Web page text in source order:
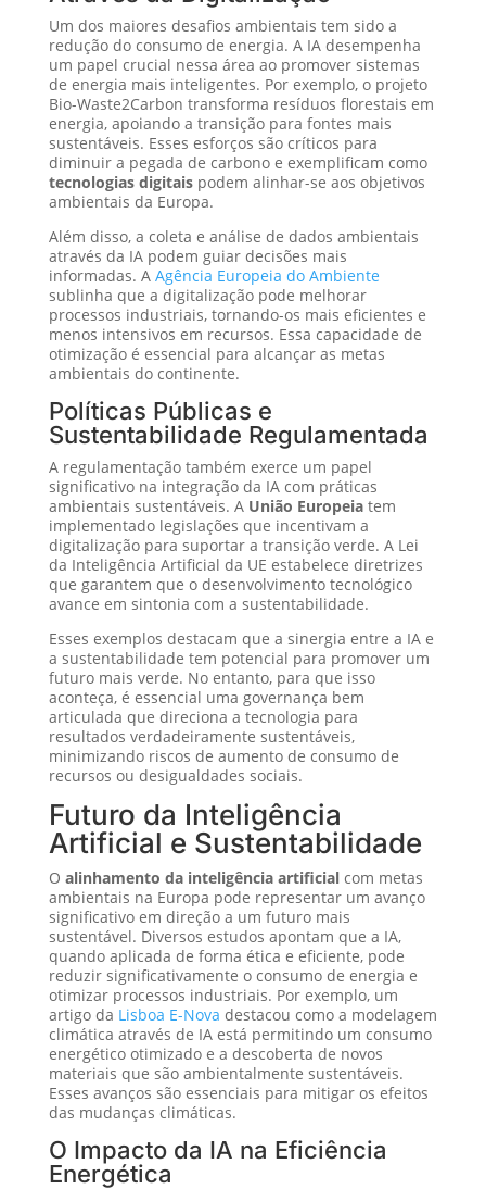
Um dos maiores desafios ambientais tem sido a
redução do consumo de energia. A IA desempenha
um papel crucial nessa área ao promover sistemas
de energia mais inteligentes. Por exemplo, o projeto
Bio-Waste2Carbon transforma resíduos florestais em
energia, apoiando a transição para fontes mais
sustentáveis. Esses esforços são críticos para
diminuir a pegada de carbono e exemplificam como
tecnologias digitaispodem alinhar-se aos objetivos
ambientais da Europa.
Além disso, a coleta e análise de dados ambientais
através da IA podem guiar decisões mais
informadas. A Agência Europeia do Ambiente
sublinha que a digitalização pode melhorar
processos industriais, tornando-os mais eficientes e
menos intensivos em recursos. Essa capacidade de
otimização é essencial para alcançar as metas
ambientais do continente.
Políticas Públicas e
Sustentabilidade Regulamentada
A regulamentação também exerce um papel
significativo na integração da IA com práticas
ambientais sustentáveis. A União Europeiatem
implementado legislações que incentivam a
digitalização para suportar a transição verde. A Lei
da Inteligência Artificial da UE estabelece diretrizes
que garantem que o desenvolvimento tecnológico
avance em sintonia com a sustentabilidade.
Esses exemplos destacam que a sinergia entre a IA e
a sustentabilidade tem potencial para promover um
futuro mais verde. No entanto, para que isso
aconteça, é essencial uma governança bem
articulada que direciona a tecnologia para
resultados verdadeiramente sustentáveis,
minimizando riscos de aumento de consumo de
recursos ou desigualdades sociais.
Futuro da Inteligência
Artificial e Sustentabilidade
O alinhamento da inteligência artificialcom metas
ambientais na Europa pode representar um avanço
significativo em direção a um futuro mais
sustentável. Diversos estudos apontam que a IA,
quando aplicada de forma ética e eficiente, pode
reduzir significativamente o consumo de energia e
otimizar processos industriais. Por exemplo, um
artigo da Lisboa E-Nova destacou como a modelagem
climática através de IA está permitindo um consumo
energético otimizado e a descoberta de novos
materiais que são ambientalmente sustentáveis.
Esses avanços são essenciais para mitigar os efeitos
das mudanças climáticas.
O Impacto da IA na Eficiência
Energética